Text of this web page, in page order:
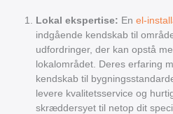
Lokal ekspertise: Enel-
indgående kendskab til
udfordringer, der kan opstå
lokalområdet. Deres erfaring
kendskab til
levere kvalitetsservice og
skræddersyet til netop dit